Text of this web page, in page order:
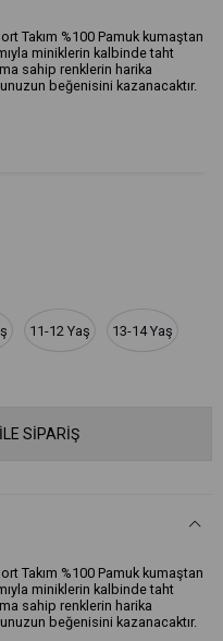
Takım %100 Pamuk kumaştan
miniklerin kalbinde taht
sahip renklerin harika
beğenisini kazanacaktır.
11-12 Yaş 13-14 Yaş
SİPARİŞ
Takım %100 Pamuk kumaştan
miniklerin kalbinde taht
sahip renklerin harika
beğenisini kazanacaktır.